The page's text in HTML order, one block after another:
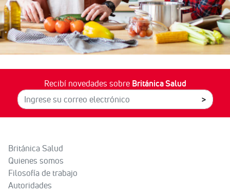
Recibí novedades sobre Británica Salud
>
Británica Salud
Quienes somos
Filosofía de trabajo
Autoridades